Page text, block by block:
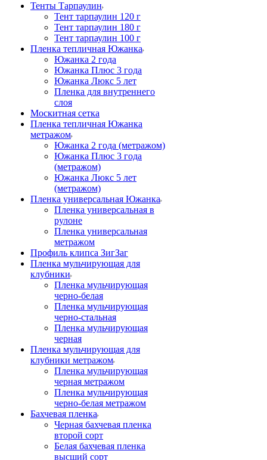
Тенты Тарпаулин
Тент тарпаулин 120 г
Тент тарпаулин 180 г
Тент тарпаулин 100 г
Пленка тепличная Южанка
Южанка 2 года
Южанка Плюс 3 года
Южанка Люкс 5 лет
Пленка для внутреннего
слоя
Москитная сетка
Пленка тепличная Южанка
метражом
Южанка 2 года (метражом)
Южанка Плюс 3 года
(метражом)
Южанка Люкс 5 лет
(метражом)
Пленка универсальная Южанка
Пленка универсальная в
рулоне
Пленка универсальная
метражом
Профиль клипса ЗигЗаг
Пленка мульчирующая для
клубники
Пленка мульчирующая
черно-белая
Пленка мульчирующая
черно-стальная
Пленка мульчирующая
черная
Пленка мульчирующая для
клубники метражом
Пленка мульчирующая
черная метражом
Пленка мульчирующая
черно-белая метражом
Бахчевая пленка
Черная бахчевая пленка
второй сорт
Белая бахчевая пленка
высший сорт